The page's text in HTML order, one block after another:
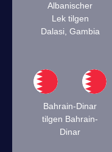
Albanischer
Lek tilgen
Dalasi, Gambia
Bahrain-Dinar
tilgen Bahrain-
Dinar